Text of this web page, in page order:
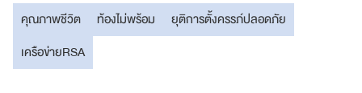
คุณภาพชีวิต ท้องไม่พร้อม
ยุติการตั้งครรภ์ปลอดภัย
เครือข่ายRSA